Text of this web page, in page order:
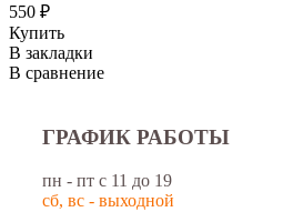
550 ₽
Купить
В закладки
В сравнение
ГРАФИК РАБОТЫ
пн - пт с 11 до 19
сб, вс - выходной